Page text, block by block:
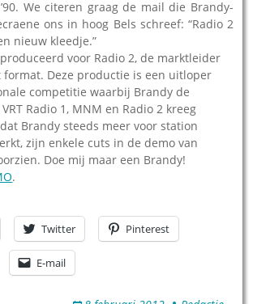
’90. We citeren graag de mail die Brandy-
ons in hoog Bels schreef: “Radio 2
nieuw kleedje.”
voor Radio 2, de marktleider
format. Deze productie is een uitloper
competitie waarbij Brandy de
Radio 1, MNM en Radio 2 kreeg
Brandy steeds meer voor station
zijn enkele cuts in de demo van
Doe mij maar een Brandy!
.
Twitter Pinterest
E-mail